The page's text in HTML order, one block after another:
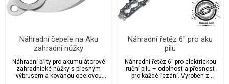
Náhradní čepele na Aku
zahradní nůžky
Náhradní břity pro akumulátorové
zahradnické nůžky s přesným
výbrusem a kovanou ocelovou
Náhradní řetěz 6″ pro aku
pilu
Náhradní řetěz 6” pro elektrickou
ruční pilu – odolnost a přesnost
pro každé řezání. Vyroben z